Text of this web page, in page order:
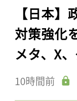
【日本
対策強化
メタ、X
10時間前